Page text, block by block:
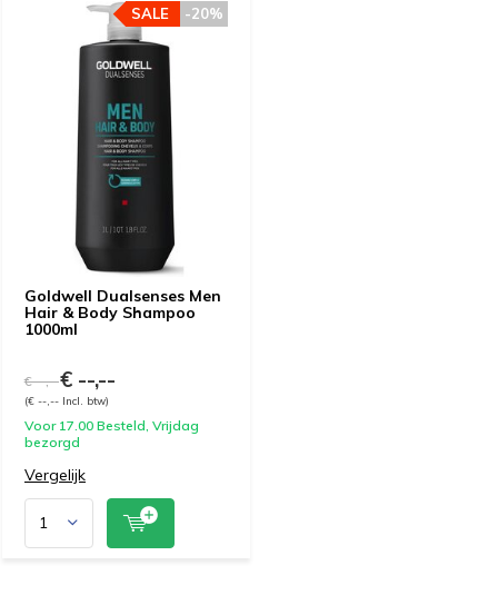
Goldwell Dualsenses Men
Hair & Body Shampoo
1000ml
-20%
SALE
€ --,--€ --,--
(€ --,-- Incl. btw)
Voor 17.00 Besteld, Vrijdag
bezorgd
Vergelijk